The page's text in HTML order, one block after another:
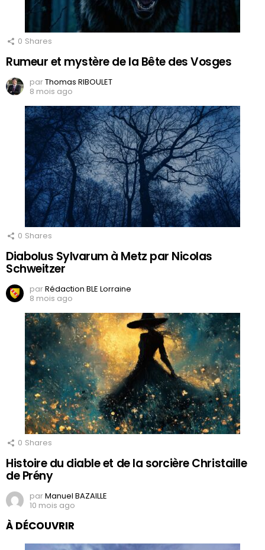
0 Shares
Rumeur et mystère de la Bête des Vosges
parThomas RIBOULET
8 mois ago
0 Shares
Diabolus Sylvarum à Metz par Nicolas
Schweitzer
parRédaction BLE Lorraine
8 mois ago
0 Shares
Histoire du diable et de la sorcière Christaille
de Prény
parManuel BAZAILLE
10 mois ago
À DÉCOUVRIR